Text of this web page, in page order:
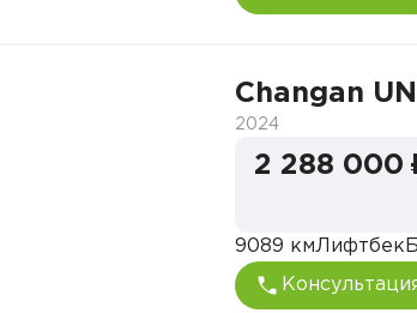
Changan
2024
2 288 000
9089 кмЛифтбек